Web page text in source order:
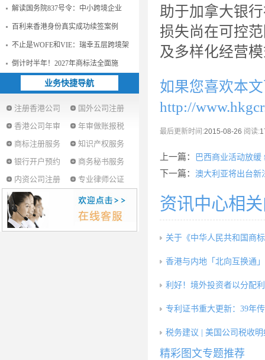
解读国务院837号令：中小跨境企业
百利来香港身份真实成功续签案例
不止是WOFE和VIE：瑞幸五层跨境架
倒计时半年！2027年商标法全面施
业务快捷导航
注册香港公司
国外公司注册
香港公司年审
年审做账报税
商标注册服务
知识产权服务
银行开户预约
商务秘书服务
内资公司注册
专业律师公证
助于加拿大银
损失尚在可控
及多样化经营
如果您喜欢本
http://
最后更新时间:2015-08-26 阅读:
上一篇： 巴西商业活动放缓
下一篇： 澳大利亚将出台新
资讯中心相
关于《中华人民共和国商
香港与内地「北向互换通
利好！境外投资者以分配
专利证书重大更新：39年
税务建议 | 美国公司税收明
精彩图文专题推荐